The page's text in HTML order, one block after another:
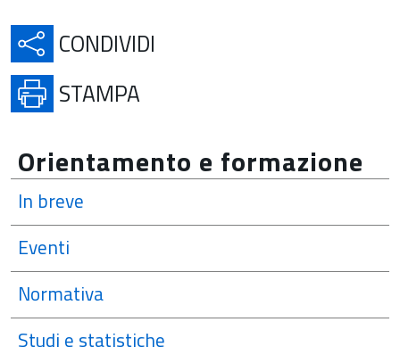
CONDIVIDI
STAMPA
Orientamento e formazione
In breve
Eventi
Normativa
Studi e statistiche